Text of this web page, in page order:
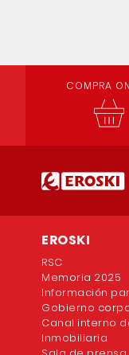
COMPRA
EROSKI
RSC
Memoria 2025
Información
Gobierno
Canal interno
Inmobiliaria